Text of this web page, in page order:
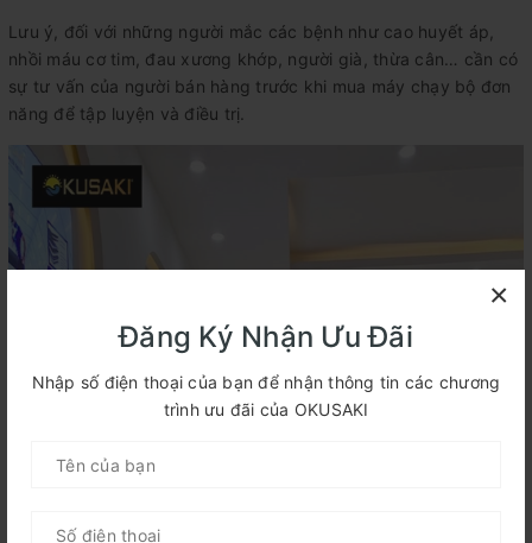
Đăng Ký Nhận Ưu Đãi
Nhập số điện thoại của bạn để nhận thông tin các chương
trình ưu đãi của OKUSAKI
×
Lưu ý, đối với những người mắc các bệnh như cao huyết áp,
nhồi máu cơ tim, đau xương khớp, người già, thừa cân… cần có
sự tư vấn của người bán hàng trước khi mua máy chạy bộ đơn
năng để tập luyện và điều trị.